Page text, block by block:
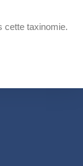
cette taxinomie.